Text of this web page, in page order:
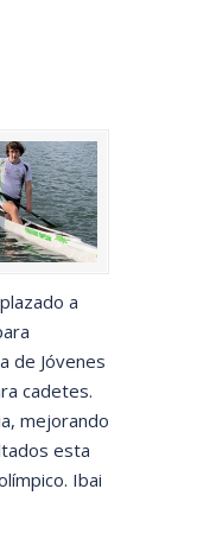
a
de Jóvenes
cadetes.
mejorando
esta
Ibai